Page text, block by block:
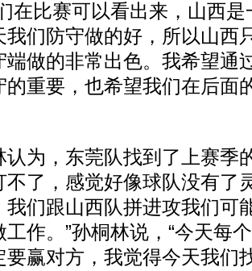
在比赛可以看出来，山西
我们防守做的好，所以山西
端做的非常出色。我希望通
的重要，也希望我们在后面
，东莞队找到了上赛季
不了，感觉好像球队没有了
我们跟山西队拼进攻我们可
作。”孙桐林说，“今天每
要赢对方，我觉得今天我们